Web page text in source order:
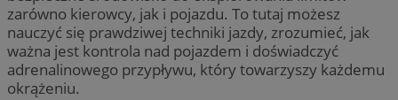
zarówno kierowcy, jak i pojazdu. To tutaj możesz
nauczyć się prawdziwej techniki jazdy, zrozumieć, jak
ważna jest kontrola nad pojazdem i doświadczyć
adrenalinowego przypływu, który towarzyszy każdemu
okrążeniu.